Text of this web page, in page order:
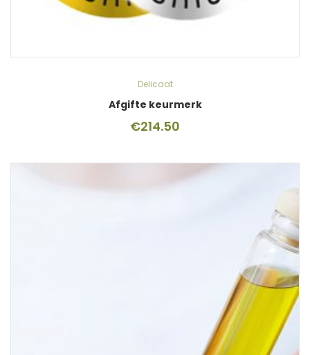
Delicaat
Afgifte keurmerk
€214.50